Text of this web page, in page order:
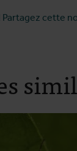
Partagez cette